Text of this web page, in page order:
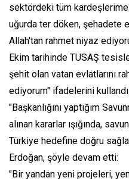
sektördeki tüm kardeşlerime
uğurda ter döken, şehadete
Allah'tan rahmet niyaz
Ekim tarihinde TUSAŞ
şehit olan vatan evlatlarını
ediyorum" ifadelerini kullandı.
"Başkanlığını yaptığım
alınan kararlar ışığında,
Türkiye hedefine doğru
Erdoğan, şöyle devam etti:
"Bir yandan yeni projeleri,